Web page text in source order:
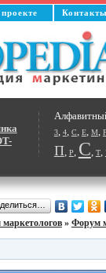
3, 4, C, E, M,
П, Р, С, Т,
» Форум